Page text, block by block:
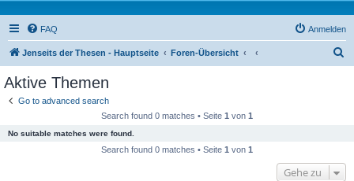
FAQ Anmelden
Jenseits der Thesen - Hauptseite Foren-Übersicht
Aktive Themen
Go to advanced search
Search found 0 matches • Seite 1 von 1
No suitable matches were found.
Search found 0 matches • Seite 1 von 1
Gehe zu